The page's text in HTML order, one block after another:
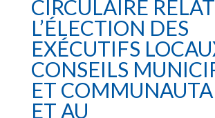
CIRCULAIRE
L’ÉLECTION DES
EXÉCUTIFS
CONSEILS
ET
ET AU